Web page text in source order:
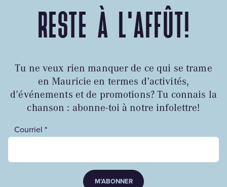
RESTE À L'AFFÛT!
Tu ne veux rien manquer de ce qui se trame
en Mauricie en termes d’activités,
d’événements et de promotions? Tu connais la
chanson : abonne-toi à notre infolettre!
Courriel *
M’ABONNER